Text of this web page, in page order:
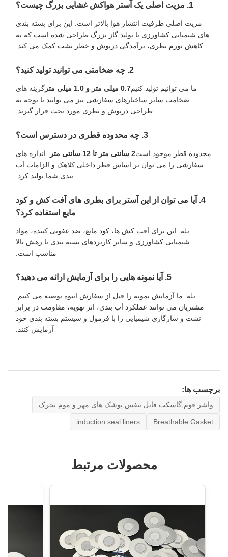
1. مزیت اصلی یک آستر هواکش غشایی بزرگ چیست؟
مزیت اصلی ظرفیت انتشار هوا بالاتر است. این برای بسته بندی
های شیمیایی کشاورزی با تولید گاز بزرگ طراحی شده است که به
کاهش تورم بطری، برآمدگی درپوش و خطر نشت کمک می کند.
2. چه ضخامتی می توانید تولید کنید؟
ما می توانیم تولید کنیم0.7 میلی متر و 1.0 میلی متر
گزینه های
ضخامت سایر ساختارهای سفارشی نیز می توانند با توجه به
طراحی درپوش و بطری مورد بحث قرار گیرند.
3. چه محدوده قطری در دسترس است؟
محدوده قطر موجود است2 سانتی متر تا 12 سانتی متر
. اندازه های
سفارشی را می توان بر اساس قطر داخلی کلاهک و الزامات آب
بندی شما تولید کرد.
4. آیا می توان از این آستر برای بطری های آفت کش و کود
مایع استفاده کرد؟
بله. این برای آفت کش ها، کود مایع، ضد عفونی کننده، مواد
شیمیایی کشاورزی و سایر کاربردهای بسته بندی با رهش بالا
مناسب است.
5. آیا نمونه هایی را برای آزمایش ارائه می دهید؟
بله. ما آزمایش نمونه را قبل از سفارش انبوه توصیه می کنیم.
مشتریان می توانند عملکرد آب بندی، اثر تهویه، مقاومت در برابر
نشت و سازگاری شیمیایی را با فرمول و سیستم بسته بندی خود
آزمایش کنند.
برچسب ها:
واشر فوم,گاسکت قابل تنفس,پوشک های مهر و موم تحرک
Breathable Gasket
induction seal liners
محصولات مرتبط